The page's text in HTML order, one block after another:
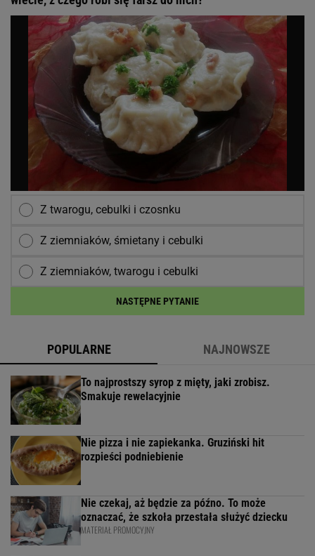
Z twarogu, cebulki i czosnku
Z ziemniaków, śmietany i cebulki
Z ziemniaków, twarogu i cebulki
NASTĘPNE PYTANIE
POPULARNE NAJNOWSZE
To najprostszy syrop z mięty, jaki zrobisz.
Smakuje rewelacyjnie
Nie pizza i nie zapiekanka. Gruziński hit
rozpieści podniebienie
Nie czekaj, aż będzie za późno. To może
oznaczać, że szkoła przestała służyć dziecku
MATERIAŁ PROMOCYJNY